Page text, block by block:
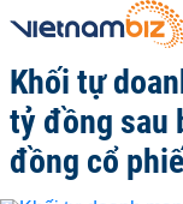
Khối tự
tỷ đồng sau
đồng cổ